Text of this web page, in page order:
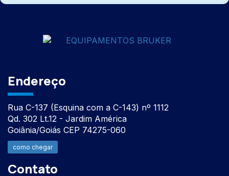
Endereço
Rua C-137 (Esquina com a C-143) nº 1112
Qd. 302 Lt.12 - Jardim América
Goiânia/Goiás CEP 74275-060
como chegar
Contato